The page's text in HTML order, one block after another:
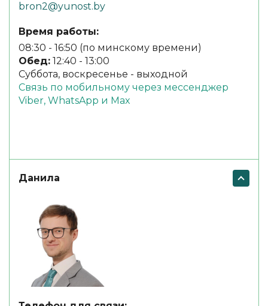
bron2@yunost.by
Время работы:
08:30 - 16:50 (по минскому времени)
Обед: 12:40 - 13:00
Суббота, воскресенье - выходной
Связь по мобильному через мессенджер
Viber, WhatsApp и Max
Данила